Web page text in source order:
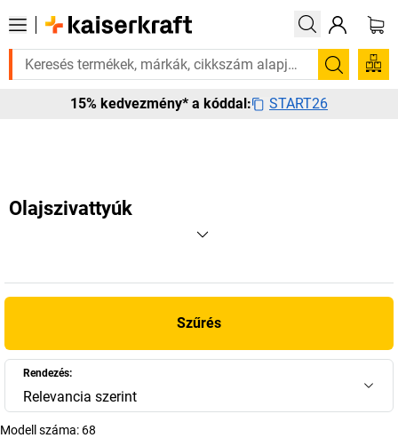
rá? Válogatott bestseller termékeinket 3–4 munkanapon belül
Keresés
15% kedvezmény* a kóddal: START26
Olajszivattyúk
Szűrés
Rendezés:
Relevancia szerint
Modell száma: 68